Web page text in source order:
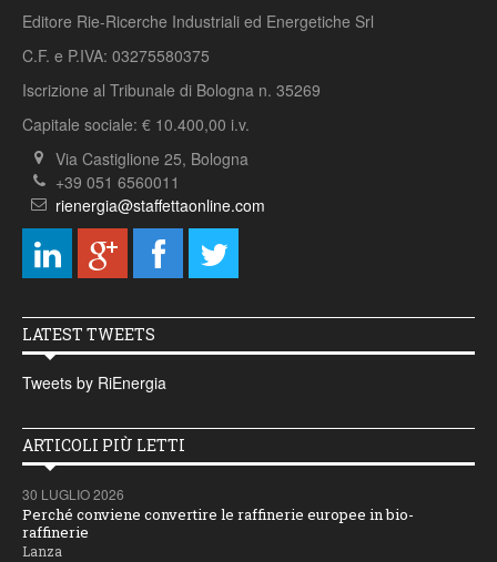
Editore Rie-Ricerche Industriali ed Energetiche Srl
C.F. e P.IVA: 03275580375
Iscrizione al Tribunale di Bologna n. 35269
Capitale sociale: € 10.400,00 i.v.
Via Castiglione 25, Bologna
+39 051 6560011
rienergia@staffettaonline.com
LATEST TWEETS
Tweets by RiEnergia
ARTICOLI PIÙ LETTI
30 LUGLIO 2026
Perché conviene convertire le raffinerie europee in bio-
raffinerie
Lanza